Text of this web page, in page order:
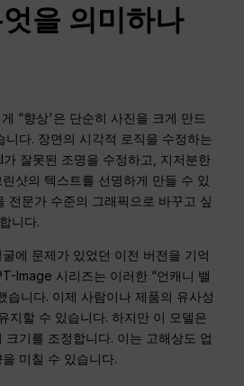
을 의미하나
“향상'은 단순히 사진을 크게 만드
니다. 장면의 시각적 로직을 수정하는
잘못된 조명을 수정하고, 지저분한
샷의 텍스트를 선명하게 만들 수 있
전문가 수준의 그래픽으로 바꾸고 싶
니다.
에 문제가 있었던 이전 버전을 기억
Image 시리즈는 이러한 “언캐니 밸
습니다. 이제 사람이나 제품의 유사성
지할 수 있습니다. 하지만 이 모델은
크기를 조정합니다. 이는 고해상도 업
미칠 수 있습니다.